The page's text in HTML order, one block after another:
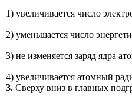
1) увеличивается число
2) уменьшается число
3) не изменяется заряд ядра
4) увеличивается атомный
3. Сверху вниз в главных